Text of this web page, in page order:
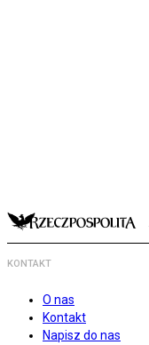
KONTAKT
O nas
Kontakt
Napisz do nas